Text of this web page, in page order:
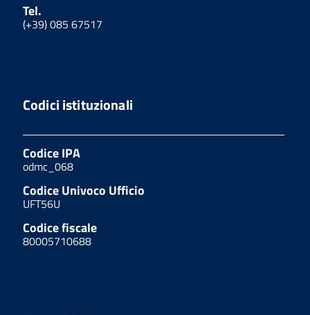
Tel.
(+39) 085 67517
Codici istituzionali
Codice IPA
odmc_068
Codice Univoco Ufficio
UFT56U
Codice fiscale
80005710688